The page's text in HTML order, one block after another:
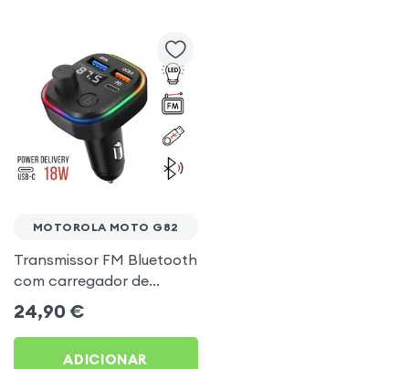
MOTOROLA MOTO G82
Transmissor FM Bluetooth
com carregador de
isqueiro USB / USB-C, C2 -
Preto para Motorola
Moto G82
24,90 €
ADICIONAR